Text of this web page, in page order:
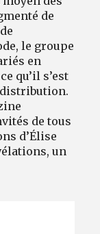
de
le groupe
en
qu’il s’est
distribution.
de tous
d’Élise
un